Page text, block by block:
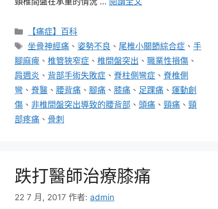
分
類
【痛症】百科
標
籤
坐骨神經痛 、姿勢不良 、 尾椎小關節綜合症 、手
腳麻痺 、 椎管狹窄症 、 椎間盤突出 、 職業性損傷 、
肩週炎 、 背部手術失敗症 、 脊柱側彎症 、 脊椎側
彎 、 脊醫 、 腰背痛 、 腳痛 、 膝痛 、 足踝痛 、 運動創
傷 、 非椎間盤突出導致的腰背部 、 頭痛 、 頸痛 、 頸
部疼痛 、 骨刺
跌打醫師治療膝痛
22 7 月, 2017 作者: admin